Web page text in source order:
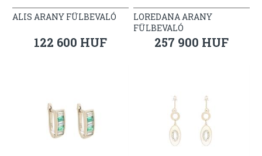
ALIS ARANY FÜLBEVALÓ
122 600 HUF
LOREDANA ARANY
FÜLBEVALÓ
257 900 HUF